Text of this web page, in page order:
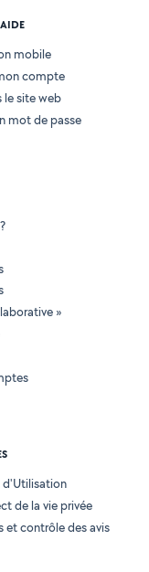
mobile
compte
le site web
mot de passe
»
d'Utilisation
de la vie privée
et contrôle des avis